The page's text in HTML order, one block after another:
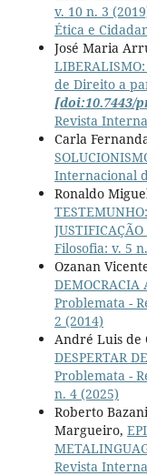
v. 10 n. 3
Ética e
José Maria
de Direito a
[doi:10.7443/
Revista
Carla
Internacional
Ronaldo
JUSTIFICAÇÃO
Filosofia: v. 5
Ozanan
DEMOCRACIA
Problemata -
2 (2014)
André Luis de
DESPERTAR
Problemata -
n. 4 (2025)
Roberto
Margueiro,
Revista